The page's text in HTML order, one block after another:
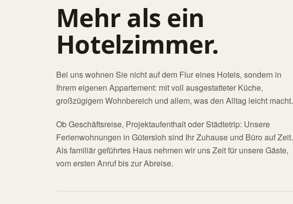
Mehr als ein
Hotelzimmer.
Bei uns wohnen Sie nicht auf dem Flur eines Hotels, sondern in
Ihrem eigenen Appartement: mit voll ausgestatteter Küche,
großzügigem Wohnbereich und allem, was den Alltag leicht macht.
Ob Geschäftsreise, Projektaufenthalt oder Städtetrip: Unsere
Ferienwohnungen in Gütersloh sind Ihr Zuhause und Büro auf Zeit.
Als familiär geführtes Haus nehmen wir uns Zeit für unsere Gäste,
vom ersten Anruf bis zur Abreise.